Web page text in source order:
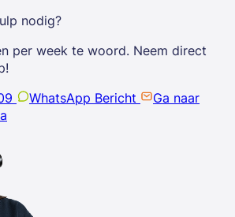
nodig?
per week te woord. Neem direct
WhatsApp Bericht
Ga naar